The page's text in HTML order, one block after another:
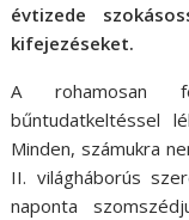
évtizede
kifejezéseket.
A rohamosan
bűntudatkeltéssel
Minden, számukra
II. világháborús
naponta